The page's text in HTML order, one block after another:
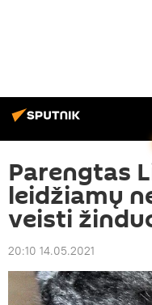
Parengtas
leidžiamų
veisti
20:10 14.05.2021